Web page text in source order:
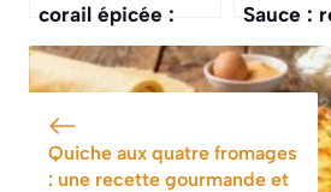
corail épicée :
recette
savoureuse
Sauce :
Épicée
Quiche aux quatre fromages
: une recette gourmande et